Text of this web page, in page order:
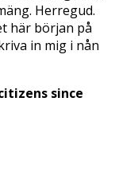
Herregud.
här början på
in mig i nån
since